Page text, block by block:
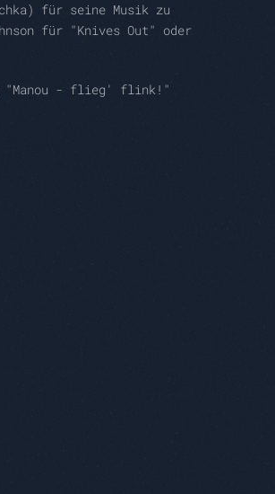
für seine Musik zu
für "Knives Out" oder
"Manou - flieg' flink!"